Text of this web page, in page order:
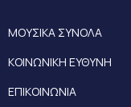
ΜΟΥΣΙΚΑ ΣΥΝΟΛΑ
ΚΟΙΝΩΝΙΚΗ ΕΥΘΥΝΗ
ΕΠΙΚΟΙΝΩΝΙΑ